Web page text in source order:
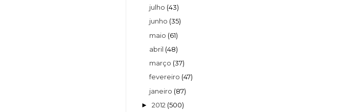
julho (43)
junho (35)
maio (61)
abril (48)
março (37)
fevereiro (47)
janeiro (87)
► 2012 (500)